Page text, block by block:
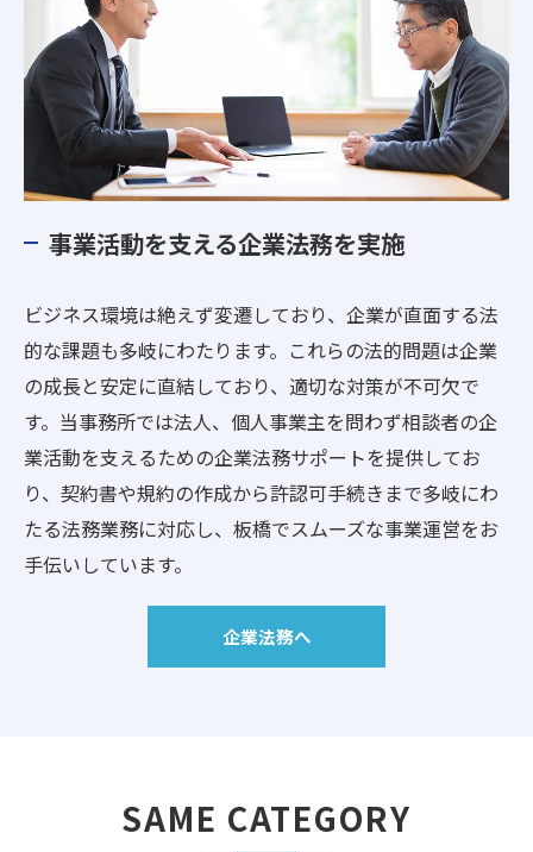
事業活動を支える企業法務を実施
ビジネス環境は絶えず変遷しており、企業が直面する法
的な課題も多岐にわたります。これらの法的問題は企業
の成長と安定に直結しており、適切な対策が不可欠で
す。当事務所では法人、個人事業主を問わず相談者の企
業活動を支えるための企業法務サポートを提供してお
り、契約書や規約の作成から許認可手続きまで多岐にわ
たる法務業務に対応し、板橋でスムーズな事業運営をお
手伝いしています。
企業法務へ
SAME CATEGORY